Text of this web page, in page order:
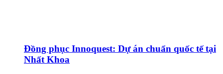
Đồng phục Innoquest: Dự án chuẩn quốc tế tại
Nhất Khoa